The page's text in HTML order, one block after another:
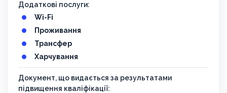
Додаткові послуги:
Wi-Fi
Проживання
Трансфер
Харчування
Документ, що видається за результатами
підвищення кваліфікації: